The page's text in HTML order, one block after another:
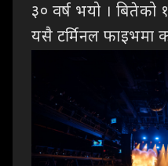
३० वर्ष भयो । बितेको
यसै टर्मिनल फाइभमा